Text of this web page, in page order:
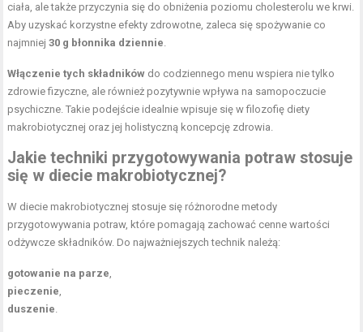
ciała, ale także przyczynia się do obniżenia poziomu cholesterolu we krwi.
Aby uzyskać korzystne efekty zdrowotne, zaleca się spożywanie co
najmniej30 g błonnika dziennie.
Włączenie tych składników do codziennego menu wspiera nie tylko
zdrowie fizyczne, ale również pozytywnie wpływa na samopoczucie
psychiczne. Takie podejście idealnie wpisuje się w filozofię diety
makrobiotycznej oraz jej holistyczną koncepcję zdrowia.
Jakie techniki przygotowywania potraw stosuje
się w diecie makrobiotycznej?
W diecie makrobiotycznej stosuje się różnorodne metody
przygotowywania potraw, które pomagają zachować cenne wartości
odżywcze składników. Do najważniejszych technik należą:
gotowanie na parze,
pieczenie,
duszenie.